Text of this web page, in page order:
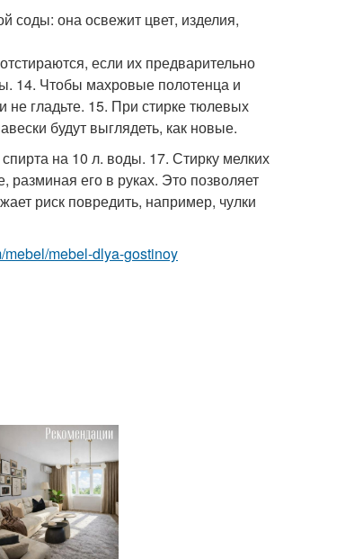
соды: она освежит цвет, изделия,
если их предварительно
14. Чтобы махровые полотенца и
гладьте. 15. При стирке тюлевых
будут выглядеть, как новые.
на 10 л. воды. 17. Стирку мелких
разминая его в руках. Это позволяет
риск повредить, например, чулки
mebel/mebel-dlya-gostinoy